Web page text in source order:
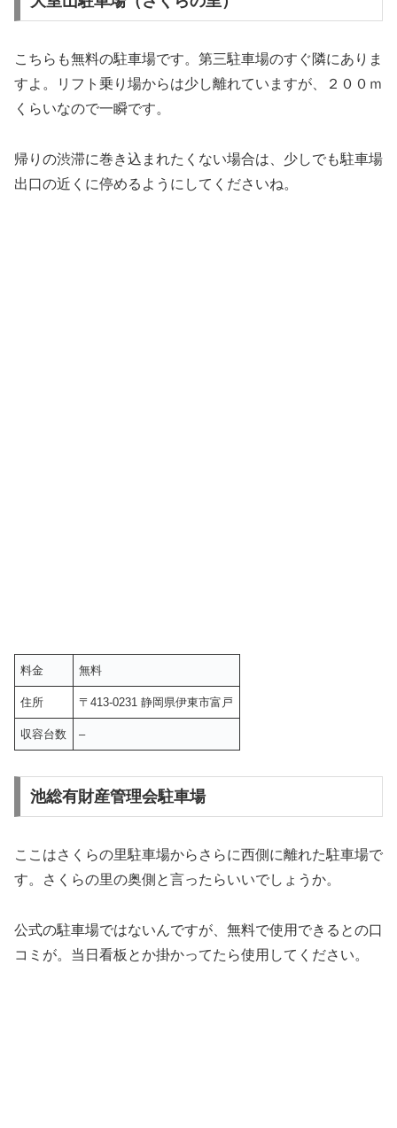
こちらも無料の駐車場です。第三駐車場のすぐ隣にありま
すよ。リフト乗り場からは少し離れていますが、２００ｍ
くらいなので一瞬です。
帰りの渋滞に巻き込まれたくない場合は、少しでも駐車場
出口の近くに停めるようにしてくださいね。
料金 無料
住所 〒413-0231 静岡県伊東市富戸
収容台数 –
池総有財産管理会駐車場
ここはさくらの里駐車場からさらに西側に離れた駐車場で
す。さくらの里の奥側と言ったらいいでしょうか。
公式の駐車場ではないんですが、無料で使用できるとの口
コミが。当日看板とか掛かってたら使用してください。